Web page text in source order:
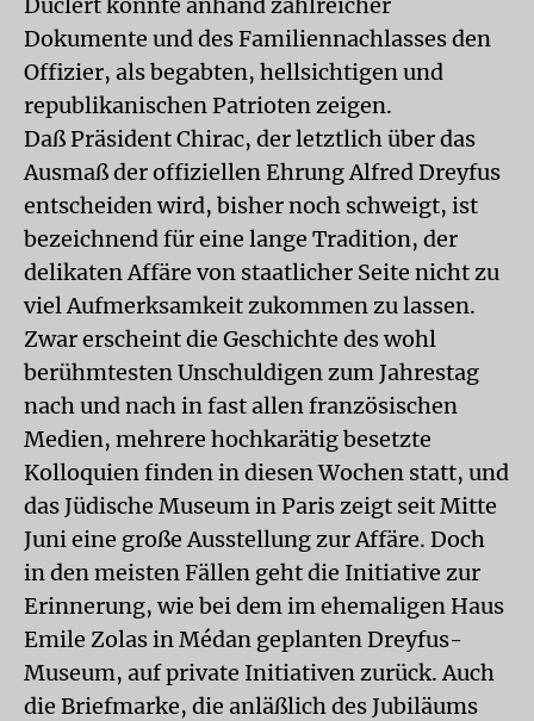
Dokumente und des Familiennachlasses den
Offizier, als begabten, hellsichtigen und
republikanischen Patrioten zeigen.
Daß Präsident Chirac, der letztlich über das
Ausmaß der offiziellen Ehrung Alfred Dreyfus
entscheiden wird, bisher noch schweigt, ist
bezeichnend für eine lange Tradition, der
delikaten Affäre von staatlicher Seite nicht zu
viel Aufmerksamkeit zukommen zu lassen.
Zwar erscheint die Geschichte des wohl
berühmtesten Unschuldigen zum Jahrestag
nach und nach in fast allen französischen
Medien, mehrere hochkarätig besetzte
Kolloquien finden in diesen Wochen statt, und
das Jüdische Museum in Paris zeigt seit Mitte
Juni eine große Ausstellung zur Affäre. Doch
in den meisten Fällen geht die Initiative zur
Erinnerung, wie bei dem im ehemaligen Haus
Emile Zolas in Médan geplanten Dreyfus-
Museum, auf private Initiativen zurück. Auch
die Briefmarke, die anläßlich des Jubiläums